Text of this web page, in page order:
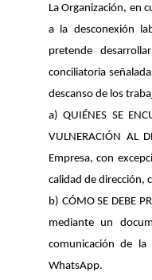
La Organización, en
a la desconexión
pretende
conciliatoria
descanso de los
a) QUIÉNES SE
VULNERACIÓN AL
Empresa, con
calidad de dirección,
b) CÓMO SE DEBE
mediante un
comunicación de
WhatsApp.